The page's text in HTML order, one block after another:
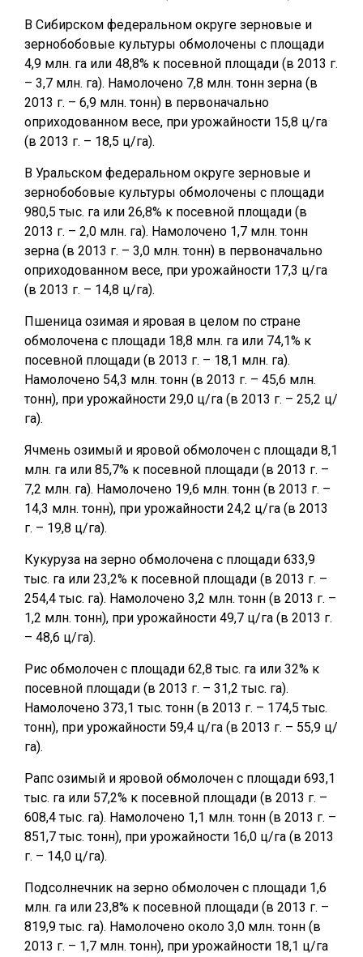
В Сибирском федеральном округе зерновые и
зернобобовые культуры обмолочены с площади
4,9 млн. га или 48,8% к посевной площади (в 2013 г.
– 3,7 млн. га). Намолочено 7,8 млн. тонн зерна (в
2013 г. – 6,9 млн. тонн) в первоначально
оприходованном весе, при урожайности 15,8 ц/га
(в 2013 г. – 18,5 ц/га).
В Уральском федеральном округе зерновые и
зернобобовые культуры обмолочены с площади
980,5 тыс. га или 26,8% к посевной площади (в
2013 г. – 2,0 млн. га). Намолочено 1,7 млн. тонн
зерна (в 2013 г. – 3,0 млн. тонн) в первоначально
оприходованном весе, при урожайности 17,3 ц/га
(в 2013 г. – 14,8 ц/га).
Пшеница озимая и яровая в целом по стране
обмолочена с площади 18,8 млн. га или 74,1% к
посевной площади (в 2013 г. – 18,1 млн. га).
Намолочено 54,3 млн. тонн (в 2013 г. – 45,6 млн.
тонн), при урожайности 29,0 ц/га (в 2013 г. – 25,2 ц/
га).
Ячмень озимый и яровой обмолочен с площади 8,1
млн. га или 85,7% к посевной площади (в 2013 г. –
7,2 млн. га). Намолочено 19,6 млн. тонн (в 2013 г. –
14,3 млн. тонн), при урожайности 24,2 ц/га (в 2013
г. – 19,8 ц/га).
Кукуруза на зерно обмолочена с площади 633,9
тыс. га или 23,2% к посевной площади (в 2013 г. –
254,4 тыс. га). Намолочено 3,2 млн. тонн (в 2013 г. –
1,2 млн. тонн), при урожайности 49,7 ц/га (в 2013 г.
– 48,6 ц/га).
Рис обмолочен с площади 62,8 тыс. га или 32% к
посевной площади (в 2013 г. – 31,2 тыс. га).
Намолочено 373,1 тыс. тонн (в 2013 г. – 174,5 тыс.
тонн), при урожайности 59,4 ц/га (в 2013 г. – 55,9 ц/
га).
Рапс озимый и яровой обмолочен с площади 693,1
тыс. га или 57,2% к посевной площади (в 2013 г. –
608,4 тыс. га). Намолочено 1,1 млн. тонн (в 2013 г. –
851,7 тыс. тонн), при урожайности 16,0 ц/га (в 2013
г. – 14,0 ц/га).
Подсолнечник на зерно обмолочен с площади 1,6
млн. га или 23,8% к посевной площади (в 2013 г. –
819,9 тыс. га). Намолочено около 3,0 млн. тонн (в
2013 г. – 1,7 млн. тонн), при урожайности 18,1 ц/га